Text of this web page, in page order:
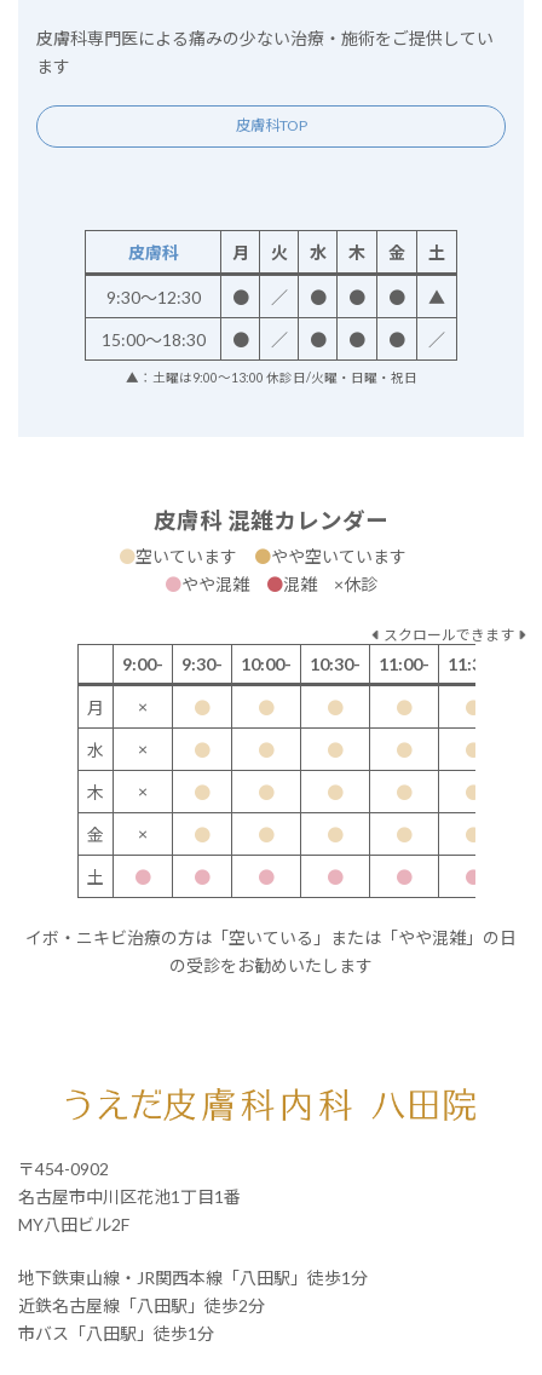
皮膚科専門医による痛みの少ない治療・施術をご提供してい
ます
皮膚科TOP
皮膚科 月 火 水 木 金 土
9:30～12:30 ● ／ ● ● ● ▲
15:00～18:30 ● ／ ● ● ● ／
▲：土曜は9:00～13:00 休診日/火曜・日曜・祝日
皮膚科 混雑カレンダー
●空いています ●やや空いています
●やや混雑 ●混雑 ×休診
スクロールできます
9:00- 9:30- 10:00- 10:30- 11:00- 11:30-
月 × ● ● ● ● ●
水 × ● ● ● ● ●
木 × ● ● ● ● ●
金 × ● ● ● ● ●
土 ● ● ● ● ● ●
イボ・ニキビ治療の方は「空いている」または「やや混雑」の日
の受診をお勧めいたします
〒454-0902
名古屋市中川区花池1丁目1番
MY八田ビル2F
地下鉄東山線・JR関西本線「八田駅」徒歩1分
近鉄名古屋線「八田駅」徒歩2分
市バス「八田駅」徒歩1分